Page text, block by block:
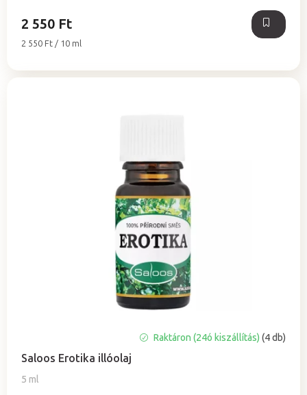
2 550 Ft
Egységár:
2 550 Ft / 10 ml
Saloos Erotika illóolaj
5 ml
átlagos
értékelése
Raktáron (24ó kiszállítás)(4 db)